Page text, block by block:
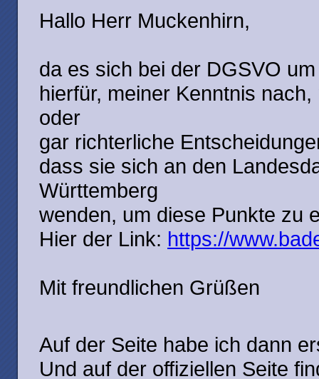
Hallo Herr Muckenhirn,
da es sich bei der DGSVO
hierfür, meiner Kenntnis
oder
gar richterliche
dass sie sich an den
Württemberg
wenden, um diese Punkte zu
Hier der Link: https://
Mit freundlichen Grüßen
Auf der Seite habe ich dann
Und auf der offiziellen Seite